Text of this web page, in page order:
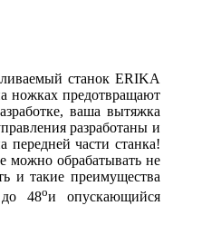
станок ERIKA
ножках предотвращают
ваша вытяжка
разработаны и
передней части станка!
можно обрабатывать не
и такие преимущества
до 48ои опускающийся